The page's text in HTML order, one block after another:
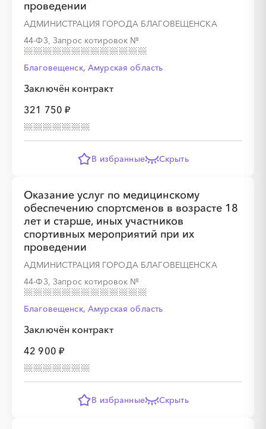
проведении
АДМИНИСТРАЦИЯ ГОРОДА БЛАГОВЕЩЕНСКА
44-ФЗ, Запрос котировок №
Благовещенск, Амурская область
Заключён контракт
321 750 ₽
В избранные Скрыть
Оказание услуг по медицинскому
обеспечению спортсменов в возрасте 18
лет и старше, иных участников
спортивных мероприятий при их
проведении
АДМИНИСТРАЦИЯ ГОРОДА БЛАГОВЕЩЕНСКА
44-ФЗ, Запрос котировок №
Благовещенск, Амурская область
Заключён контракт
42 900 ₽
В избранные Скрыть